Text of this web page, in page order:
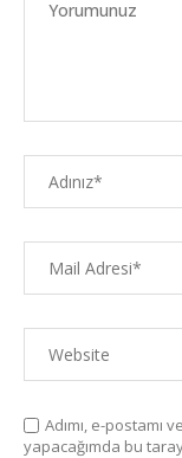
Adımı, e-
yapacağımda bu